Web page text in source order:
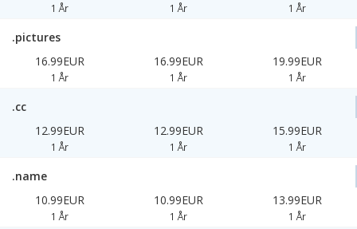
1 År 1 År 1 År
.pictures
16.99EUR
1 År
16.99EUR
1 År
19.99EUR
1 År
.cc
12.99EUR
1 År
12.99EUR
1 År
15.99EUR
1 År
.name
10.99EUR
1 År
10.99EUR
1 År
13.99EUR
1 År